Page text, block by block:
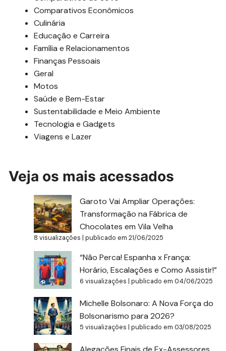
Comparativos Econômicos
Culinária
Educação e Carreira
Família e Relacionamentos
Finanças Pessoais
Geral
Motos
Saúde e Bem-Estar
Sustentabilidade e Meio Ambiente
Tecnologia e Gadgets
Viagens e Lazer
Veja os mais acessados
Garoto Vai Ampliar Operações:
Transformação na Fábrica de
Chocolates em Vila Velha
8 visualizações |publicado em 21/06/2025
“Não Perca! Espanha x França:
Horário, Escalações e Como Assistir!”
6 visualizações |publicado em 04/06/2025
Michelle Bolsonaro: A Nova Força do
Bolsonarismo para 2026?
5 visualizações |publicado em 03/08/2025